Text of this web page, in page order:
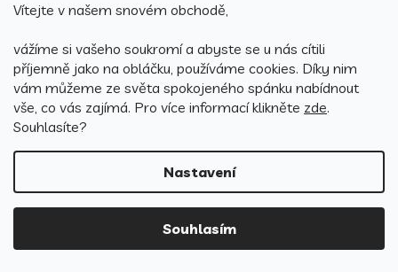
Vítejte v našem snovém obchodě,
vážíme si vašeho soukromí a abyste se u nás cítili
příjemně jako na obláčku, používáme cookies. Díky nim
vám můžeme ze světa spokojeného spánku nabídnout
vše, co vás zajímá. Pro více informací klikněte zde.
Souhlasíte?
Nastavení
Souhlasím
Povlak na polštářek 40x40 cm - Brawl Stars Legendy
Skladem(3 ks)
89 Kč